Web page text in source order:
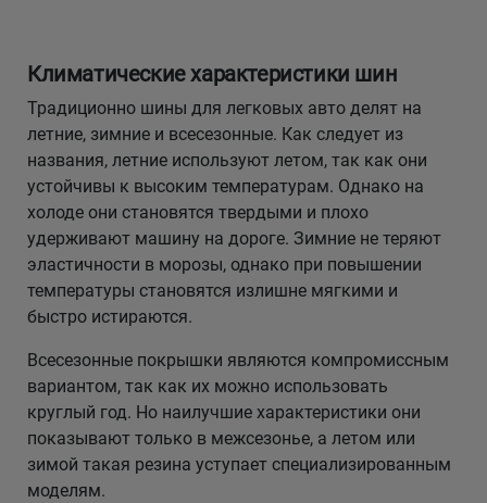
Климатические характеристики шин
Традиционно шины для легковых авто делят на
летние, зимние и всесезонные. Как следует из
названия, летние используют летом, так как они
устойчивы к высоким температурам. Однако на
холоде они становятся твердыми и плохо
удерживают машину на дороге. Зимние не теряют
эластичности в морозы, однако при повышении
температуры становятся излишне мягкими и
быстро истираются.
Всесезонные покрышки являются компромиссным
вариантом, так как их можно использовать
круглый год. Но наилучшие характеристики они
показывают только в межсезонье, а летом или
зимой такая резина уступает специализированным
моделям.